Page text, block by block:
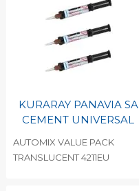
KURARAY PANAVIA SA
CEMENT UNIVERSAL
AUTOMIX VALUE PACK
TRANSLUCENT 4211EU